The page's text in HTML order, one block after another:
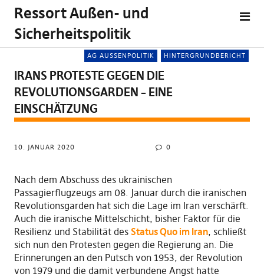
Ressort Außen- und
Sicherheitspolitik
AG AUSSENPOLITIK HINTERGRUNDBERICHT
IRANS PROTESTE GEGEN DIE
REVOLUTIONSGARDEN – EINE
EINSCHÄTZUNG
10. JANUAR 2020 0
Nach dem Abschuss des ukrainischen
Passagierflugzeugs am 08. Januar durch die iranischen
Revolutionsgarden hat sich die Lage im Iran verschärft.
Auch die iranische Mittelschicht, bisher Faktor für die
Resilienz und Stabilität des Status Quo im Iran, schließt
sich nun den Protesten gegen die Regierung an. Die
Erinnerungen an den Putsch von 1953, der Revolution
von 1979 und die damit verbundene Angst hatte